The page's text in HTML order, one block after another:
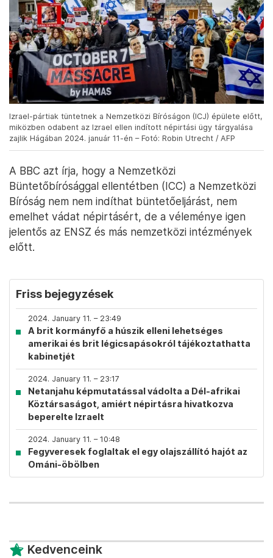
Izrael-pártiak tüntetnek a Nemzetközi Bíróságon (ICJ) épülete előtt,
miközben odabent az Izrael ellen indított népirtási ügy tárgyalása
zajlik Hágában 2024. január 11-én – Fotó: Robin Utrecht / AFP
A BBC azt írja, hogy a Nemzetközi
Büntetőbírósággal ellentétben (ICC) a Nemzetközi
Bíróság nem nem indíthat büntetőeljárást, nem
emelhet vádat népirtásért, de a véleménye igen
jelentős az ENSZ és más nemzetközi intézmények
előtt.
Friss bejegyzések
2024. January 11. – 23:49
A brit kormányfő a húszik elleni lehetséges
amerikai és brit légicsapásokról tájékoztathatta
kabinetjét
2024. January 11. – 23:17
Netanjahu képmutatással vádolta a Dél-afrikai
Köztársaságot, amiért népirtásra hivatkozva
beperelte Izraelt
2024. January 11. – 10:48
Fegyveresek foglaltak el egy olajszállító hajót az
Ománi-öbölben
Kedvenceink